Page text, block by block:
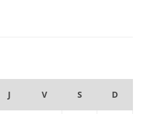
J V S D